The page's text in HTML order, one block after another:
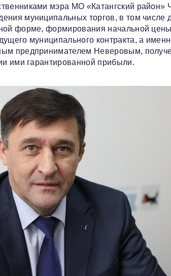
мэра МО «Катангский
муниципальных торгов, в том числе
форме, формирования начальной цены
муниципального контракта, а
предпринимателем Неверовым,
ими гарантированной прибыли.